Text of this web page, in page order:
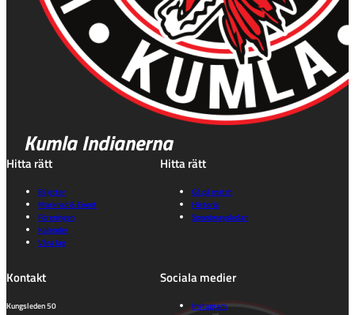
Kumla Indianerna
Hitta rätt
Biljetter
Marknad & Event
Föreningen
Kalender
Våra lag
Hitta rätt
Gå på match
Historia
Speedwayskolan
Kontakt
Kungsleden 50
Sociala medier
Instagram